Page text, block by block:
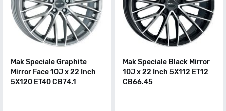
Mak Speciale Graphite
Mirror Face 10J x 22 Inch
5X120 ET40 CB74.1
Mak Speciale Black Mirror
10J x 22 Inch 5X112 ET12
CB66.45